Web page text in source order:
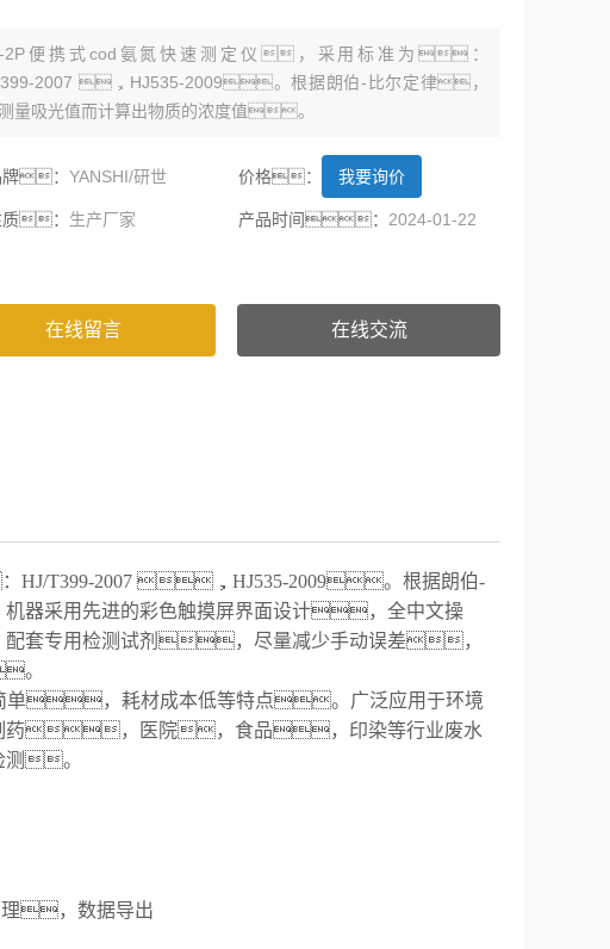
2P便携式cod氨氮快速测定仪，采用标准为：
2007 ，HJ535-2009。根据朗伯-比尔定律，
量吸光值而计算出物质的浓度值。
牌： YANSHI/研世 价格： 我要询价
质： 生产厂家 产品时间： 2024-01-22
在线留言 在线交流
T399-2007 ，HJ535-2009。 根据朗伯-
器采用先进的彩色触摸屏界面设计，全中文操
套专用检测试剂，尽量减少手动误差，
。
单， 耗材成本低等特点。广泛应用于环境
药， 医院， 食品， 印染等行业废水
测。
， 数据导出